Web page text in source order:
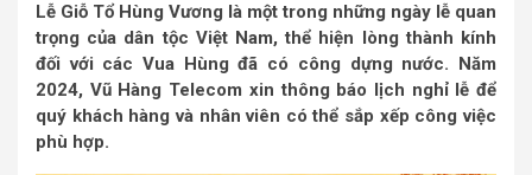
Lễ Giỗ Tổ Hùng Vương là một trong những ngày lễ quan
trọng của dân tộc Việt Nam, thể hiện lòng thành kính
đối với các Vua Hùng đã có công dựng nước. Năm
2024, Vũ Hàng Telecom xin thông báo lịch nghỉ lễ để
quý khách hàng và nhân viên có thể sắp xếp công việc
phù hợp.